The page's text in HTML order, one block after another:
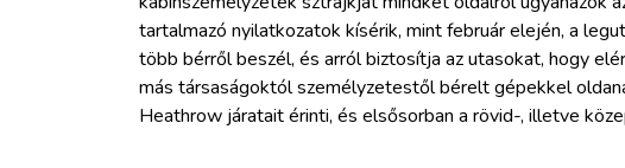
BELÉPÉS
REGISZTRÁCIÓ
tartalmazó nyilatkozatok kísérik, mint február elején, a
több bérről beszél, és arról biztosítja az utasokat, hogy
más társaságoktól személyzetestől bérelt gépekkel
Heathrow járatait érinti, és elsősorban a rövid-, illetve